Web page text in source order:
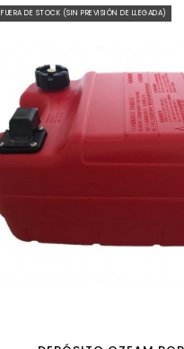
FUERA DE STOCK (SIN PREVISIÓN DE LLEGADA)